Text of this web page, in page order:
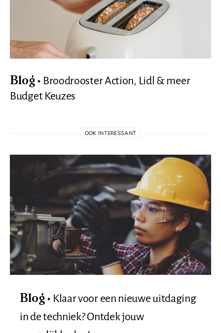
Blog
Broodrooster Action, Lidl & meer
Budget Keuzes
OOK INTERESSANT
Blog
Klaar voor een nieuwe uitdaging
in de techniek? Ontdek jouw